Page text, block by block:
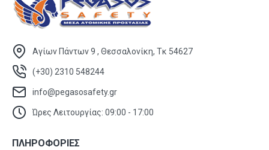
Αγίων Πάντων 9 , Θεσσαλονίκη, Τκ 54627
(+30) 2310 548244
info@pegasosafety.gr
Ώρες Λειτουργίας: 09:00 - 17:00
ΠΛΗΡΟΦΟΡΙΕΣ